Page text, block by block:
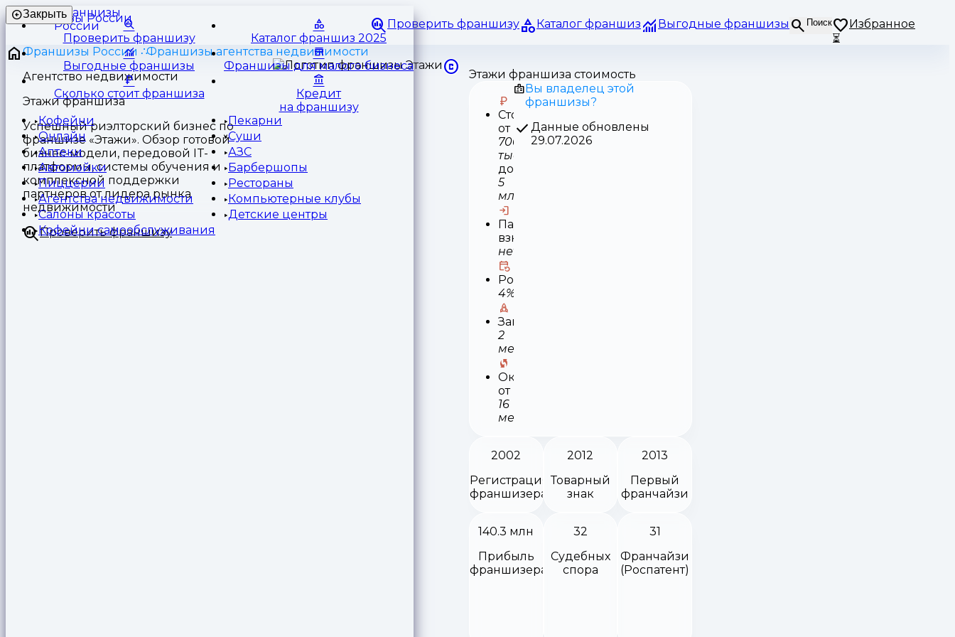
Франшизы
России
Проверить франшизу Каталог франшиз Выгодные франшизы Поиск
Избранное
⏳
Закрыть
Проверить франшизу Каталог франшиз 2025
Выгодные франшизы Франшизы для малого бизнеса
Сколько стоит франшиза
Кредит
на франшизу
Кофейни
Пекарни
Онлайн
Суши
Аптеки
АЗС
Автомойки
Барбершопы
Пиццерии
Рестораны
Агентства недвижимости
Компьютерные клубы
Салоны красоты
Детские центры
Кофейни самообслуживания
Франшизы России
Франшизы агентства недвижимости
Агентство недвижимости
Этажи франшиза
Успешный риэлторский бизнес по
франшизе «Этажи». Обзор готовой
бизнес-модели, передовой IT-
платформы, системы обучения и
комплексной поддержки
партнеров от лидера рынка
недвижимости
Проверить франшизу
Этажи франшиза стоимость
Стоимость
от
700
тыс
до
5
млн
Паушальный
взнос
нет
Роялти
4%
Запуск
2
месяца
Окупаемость
от
16
месяцев
Вы владелец этой
франшизы?
Данные обновлены
29.07.2026
2002
Регистрация
франшизера
2012
Товарный
знак
2013
Первый
франчайзи
140.3 млн
Прибыль
франшизера
32
Судебных
спора
31
Франчайзи
(Роспатент)